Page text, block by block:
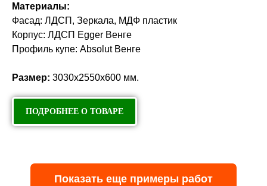
Материалы:
Фасад: ЛДСП, Зеркала, МДФ пластик
Корпус: ЛДСП Egger Венге
Профиль купе: Absolut Венге
Размер: 3030х2550х600 мм.
ПОДРОБНЕЕ О ТОВАРЕ
Показать еще примеры работ